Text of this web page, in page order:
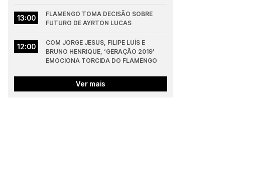
13:00
FLAMENGO TOMA DECISÃO SOBRE
FUTURO DE AYRTON LUCAS
12:00
COM JORGE JESUS, FILIPE LUÍS E
BRUNO HENRIQUE, ‘GERAÇÃO 2019’
EMOCIONA TORCIDA DO FLAMENGO
Ver mais